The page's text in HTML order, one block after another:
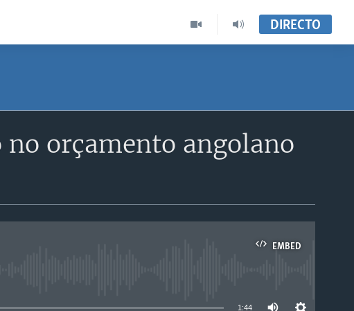
DIRECTO
orçamento angolano
EMBED
1:44